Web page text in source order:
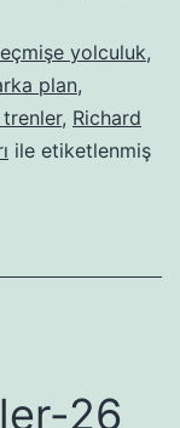
yolculuk,
plan,
, Richard
ile etiketlenmiş
26